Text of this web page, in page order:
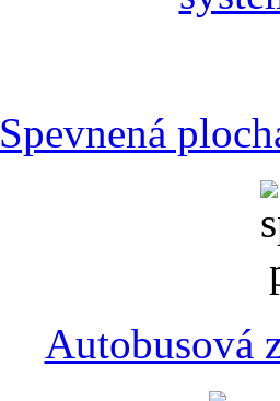
Spevnená
Autobusová